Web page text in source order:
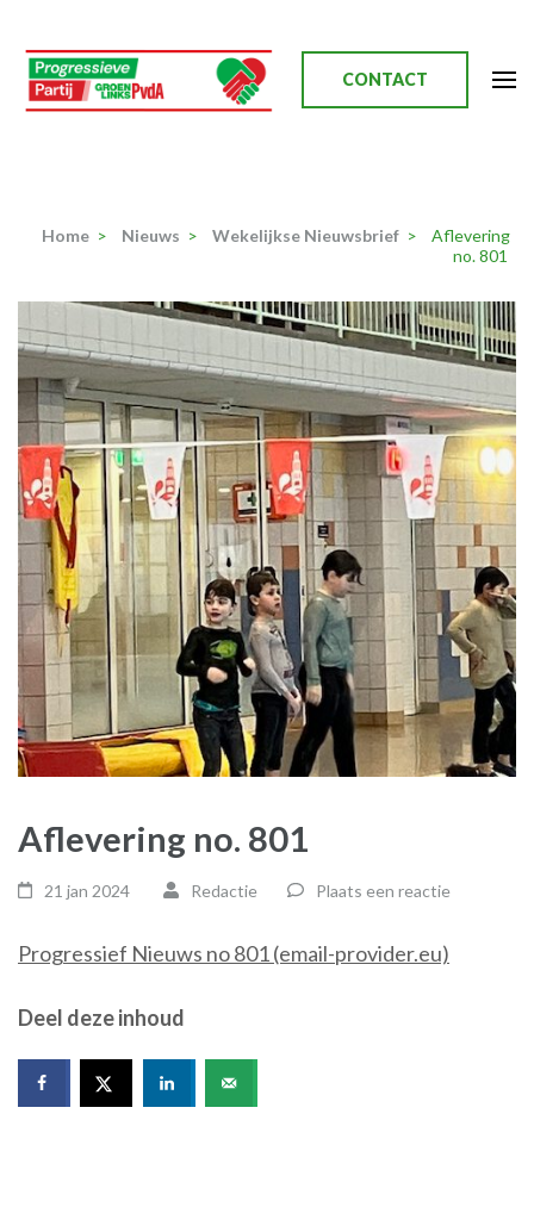
naar
inhoud
(Druk
CONTACT
Home > Nieuws > Wekelijkse Nieuwsbrief >
Aflevering
no. 801
Aflevering no. 801
21 jan 2024 Redactie Plaats een reactie
Progressief Nieuws no 801 (email-provider.eu)
Deel deze inhoud